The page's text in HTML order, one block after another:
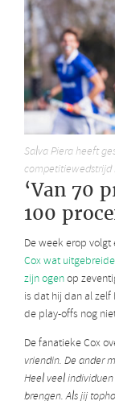
Salva Piera heeft
competitiewedstrijd
‘Van 70
100
De week erop
Cox wat
zijn ogenop
is dat hij dan al zelf
de play-offs nog
De fanatieke Cox
vriendin. De ander
Heel veel
brengen. Als jij